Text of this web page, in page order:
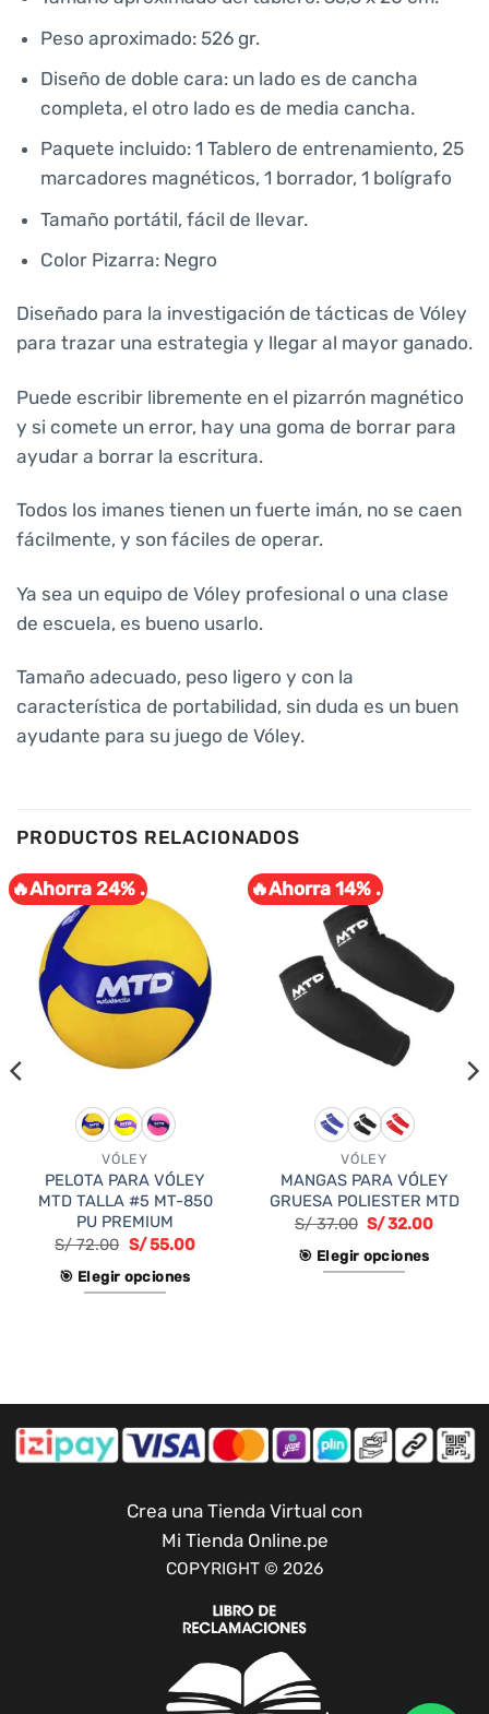
Peso aproximado: 526 gr.
Diseño de doble cara: un lado es de cancha
completa, el otro lado es de media cancha.
Paquete incluido: 1 Tablero de entrenamiento, 25
marcadores magnéticos, 1 borrador, 1 bolígrafo
Tamaño portátil, fácil de llevar.
Color Pizarra: Negro
Diseñado para la investigación de tácticas de Vóley
para trazar una estrategia y llegar al mayor ganado.
Puede escribir libremente en el pizarrón magnético
y si comete un error, hay una goma de borrar para
ayudar a borrar la escritura.
Todos los imanes tienen un fuerte imán, no se caen
fácilmente, y son fáciles de operar.
Ya sea un equipo de Vóley profesional o una clase
de escuela, es bueno usarlo.
Tamaño adecuado, peso ligero y con la
característica de portabilidad, sin duda es un buen
ayudante para su juego de Vóley.
PRODUCTOS RELACIONADOS
🔥Ahorra 24% .
VÓLEY
PELOTA PARA VÓLEY
MTD TALLA #5 MT-850
PU PREMIUM
S/72.00 S/55.00
🎯 Elegir opciones
variantes.
Las
opciones
pueden
elegir
🔥Ahorra 14% .
VÓLEY
MANGAS PARA VÓLEY
GRUESA POLIESTER MTD
S/37.00 S/32.00
🎯 Elegir opciones
opciones
se
Crea una Tienda Virtual con
Mi Tienda Online.pe
COPYRIGHT © 2026